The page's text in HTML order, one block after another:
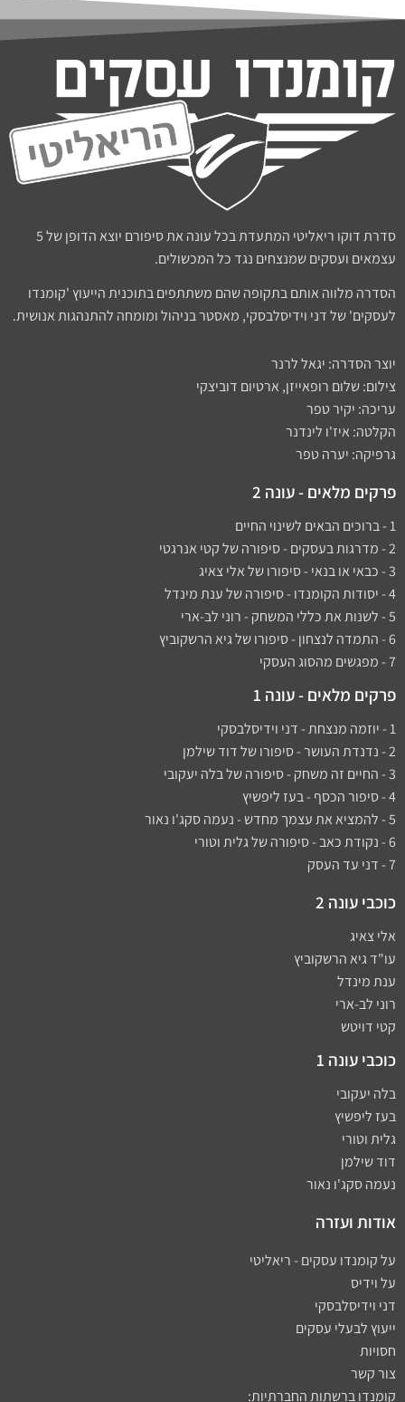
סדרת דוקו ריאליטי המתעדת בכל עונה את סיפורם יוצא הדופן של 5
עצמאים ועסקים שמנצחים נגד כל המכשולים.
הסדרה מלווה אותם בתקופה שהם משתתפים בתוכנית הייעוץ 'קומנדו
לעסקים' של דני וידיסלבסקי, מאסטר בניהול ומומחה להתנהגות אנושית.
יוצר הסדרה: יגאל לרנר
צילום: שלום רופאייזן, ארטיום דוביצקי
עריכה: יקיר טפר
הקלטה: איז'ו לינדנר
גרפיקה: יערה טפר
פרקים מלאים - עונה 2
1 - ברוכים הבאים לשינוי החיים
2 - מדרגות בעסקים - סיפורה של קטי אנרגטי
3 - כבאי או בנאי - סיפורו של אלי צאיג
4 - יסודות הקומנדו - סיפורה של ענת מינדל
5 - לשנות את כללי המשחק - רוני לב-ארי
6 - התמדה לנצחון - סיפורו של גיא הרשקוביץ
7 - מפגשים מהסוג העסקי
פרקים מלאים - עונה 1
1 - יוזמה מנצחת - דני וידיסלבסקי
2 - נדנדת העושר - סיפורו של דוד שילמן​
3 - החיים זה משחק - סיפורה של בלה יעקובי
4 - סיפור הכסף - בעז ליפשיץ
5 - להמציא את עצמך מחדש - נעמה סקג'ו נאור
6 - נקודת כאב - סיפורה של גלית וטורי
7 - דני עד העסק
כוכבי עונה 2
אלי צאיג
עו"ד גיא הרשקוביץ
ענת מינדל
רוני לב-ארי
קטי דויטש
כוכבי עונה 1
בלה יעקובי
בעז ליפשיץ
גלית וטורי
דוד שילמן
נעמה סקג'ו נאור
אודות ועזרה
על קומנדו עסקים - ריאליטי
על וידיס
דני וידיסלבסקי
ייעוץ לבעלי עסקים
חסויות
צור קשר
קומנדו ברשתות החברתיות: